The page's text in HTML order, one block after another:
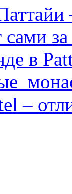
за
в
–